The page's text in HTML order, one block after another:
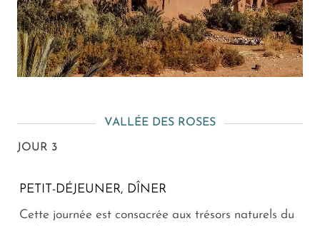
VALLÉE DES ROSES
JOUR 3
PETIT-DÉJEUNER, DÎNER
Cette journée est consacrée aux trésors naturels du